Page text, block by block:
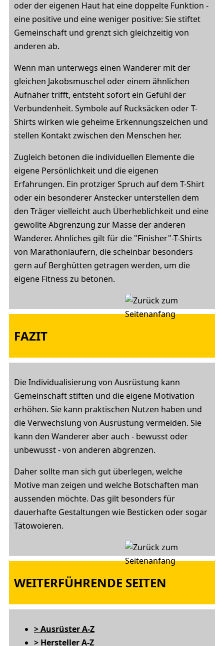
oder der eigenen Haut hat eine doppelte Funktion -
eine positive und eine weniger positive: Sie stiftet
Gemeinschaft und grenzt sich gleichzeitig von
anderen ab.
Wenn man unterwegs einen Wanderer mit der
gleichen Jakobsmuschel oder einem ähnlichen
Aufnäher trifft, entsteht sofort ein Gefühl der
Verbundenheit. Symbole auf Rucksäcken oder T-
Shirts wirken wie geheime Erkennungszeichen und
stellen Kontakt zwischen den Menschen her.
Zugleich betonen die individuellen Elemente die
eigene Persönlichkeit und die eigenen
Erfahrungen. Ein protziger Spruch auf dem T-Shirt
oder ein besonderer Anstecker unterstellen dem
den Träger vielleicht auch Überheblichkeit und eine
gewollte Abgrenzung zur Masse der anderen
Wanderer. Ähnliches gilt für die "Finisher"-T-Shirts
von Marathonläufern, die scheinbar besonders
gern auf Berghütten getragen werden, um die
eigene Fitness zu betonen.
FAZIT
Die Individualisierung von Ausrüstung kann
Gemeinschaft stiften und die eigene Motivation
erhöhen. Sie kann praktischen Nutzen haben und
die Verwechslung von Ausrüstung vermeiden. Sie
kann den Wanderer aber auch - bewusst oder
unbewusst - von anderen abgrenzen.
Daher sollte man sich gut überlegen, welche
Motive man zeigen und welche Botschaften man
aussenden möchte. Das gilt besonders für
dauerhafte Gestaltungen wie Besticken oder sogar
Tätowoieren.
WEITERFÜHRENDE SEITEN
> Ausrüster A-Z
> Hersteller A-Z